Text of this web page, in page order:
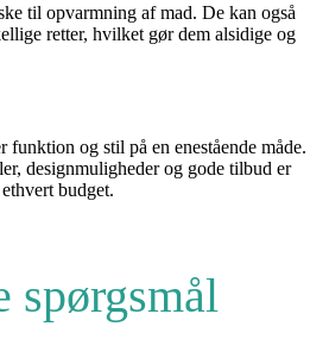
til opvarmning af mad. De kan også
retter, hvilket gør dem alsidige og
og stil på en enestående måde.
designmuligheder og gode tilbud er
budget.
spørgsmål